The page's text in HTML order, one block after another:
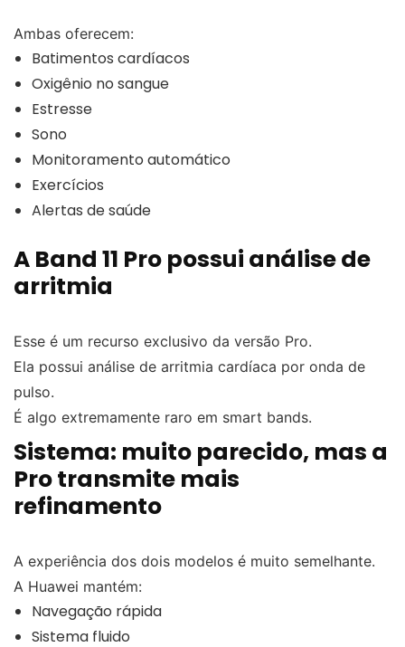
Ambas oferecem:
Batimentos cardíacos
Oxigênio no sangue
Estresse
Sono
Monitoramento automático
Exercícios
Alertas de saúde
A Band 11 Pro possui análise de
arritmia
Esse é um recurso exclusivo da versão Pro.
Ela possui análise de arritmia cardíaca por onda de
pulso.
É algo extremamente raro em smart bands.
Sistema: muito parecido, mas a
Pro transmite mais
refinamento
A experiência dos dois modelos é muito semelhante.
A Huawei mantém:
Navegação rápida
Sistema fluido